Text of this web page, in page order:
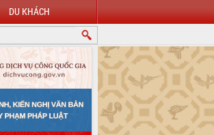
DU KHÁCH